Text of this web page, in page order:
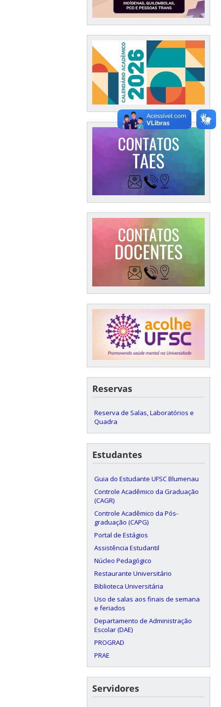
Reservas
Reserva de Salas, Laboratórios e
Quadra
Estudantes
Guia do Estudante UFSC Blumenau
Controle Acadêmico da Graduação
(CAGR)
Controle Acadêmico da Pós-
graduação (CAPG)
Portal de Estágios
Assistência Estudantil
Núcleo Pedagógico
Restaurante Universitário
Biblioteca Universitária
Uso de salas aos finais de semana
e feriados
Departamento de Administração
Escolar (DAE)
PROGRAD
PRAE
Servidores